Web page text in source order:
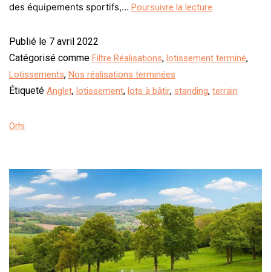
des équipements sportifs,… Poursuivre la lecture
Publié le 7 avril 2022
Catégorisé comme Filtre Réalisations, lotissement terminé,
Lotissements, Nos réalisations terminées
Étiqueté Anglet, lotissement, lots à bâtir, standing, terrain
Orhi